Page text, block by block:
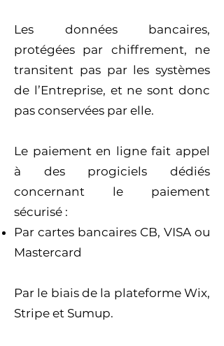
Les données bancaires,
protégées par chiffrement, ne
transitent pas par les systèmes
de l’Entreprise, et ne sont donc
pas conservées par elle.
Le paiement en ligne fait appel
à des progiciels dédiés
concernant le paiement
sécurisé :
Par cartes bancaires CB, VISA ou
Mastercard
Par le biais de la plateforme Wix,
Stripe et Sumup.